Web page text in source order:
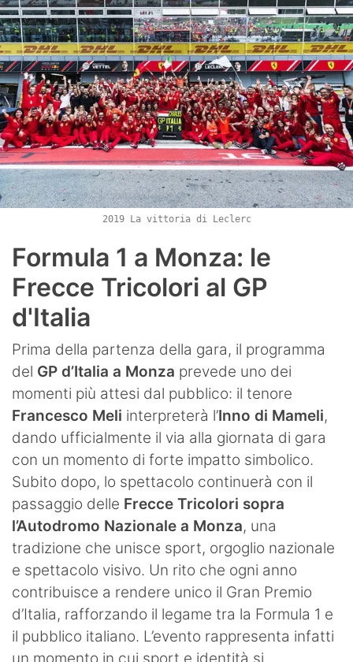
2019 La vittoria di Leclerc
Formula 1 a Monza: le
Frecce Tricolori al GP
d'Italia
Prima della partenza della gara, il programma
del GP d’Italia a Monza prevede uno dei
momenti più attesi dal pubblico: il tenore
Francesco Meli interpreterà l’Inno di Mameli,
dando ufficialmente il via alla giornata di gara
con un momento di forte impatto simbolico.
Subito dopo, lo spettacolo continuerà con il
passaggio delle Frecce Tricolori sopra
l’Autodromo Nazionale a Monza, una
tradizione che unisce sport, orgoglio nazionale
e spettacolo visivo. Un rito che ogni anno
contribuisce a rendere unico il Gran Premio
d’Italia, rafforzando il legame tra la Formula 1 e
il pubblico italiano. L’evento rappresenta infatti